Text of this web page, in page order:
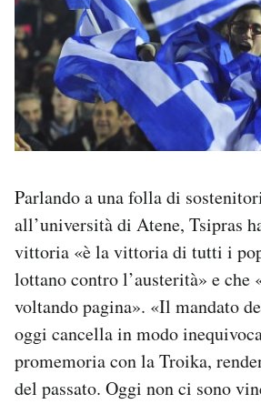
Parlando a una folla di
all’università di Atene, Tsipras
vittoria «è la vittoria di tutti i
lottano contro l’austerità» e che
voltando pagina». «Il mandato
oggi cancella in modo
promemoria con la Troika,
del passato. Oggi non ci sono